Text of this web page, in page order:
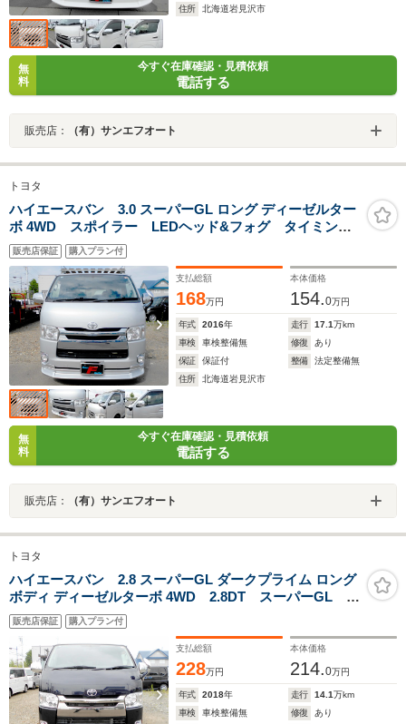
住所
北海道岩見沢市
無
料
今すぐ在庫確認・見積依頼
電話する
販売店： （有）サンエフオート
トヨタ
ハイエースバン 3.0 スーパーGL ロング ディーゼルター
ボ 4WD スポイラー LEDヘッド&フォグ タイミング
ベルト交換済 リアヒーター&クーラー 100V電源
ETC キャリアー付 ナビ バックカメラ
販売店保証 購入プラン付
支払総額
168万円
本体価格
154.0万円
年式 2016年 走行 17.1万km
車検
車検整備無 修復
あり
保証
保証付 整備
法定整備無
住所
北海道岩見沢市
無
料
今すぐ在庫確認・見積依頼
電話する
販売店： （有）サンエフオート
トヨタ
ハイエースバン 2.8 スーパーGL ダークプライム ロング
ボディ ディーゼルターボ 4WD 2.8DT スーパーGL ス
マートキー プッシュスタート LEDヘッドライト ス
ポイラー タイミングベルト交換済 100V電源 リアヒ
ーター&クーラー ベットキット 寒冷地仕様
販売店保証 購入プラン付
支払総額
228万円
本体価格
214.0万円
年式 2018年 走行 14.1万km
車検
車検整備無 修復
あり